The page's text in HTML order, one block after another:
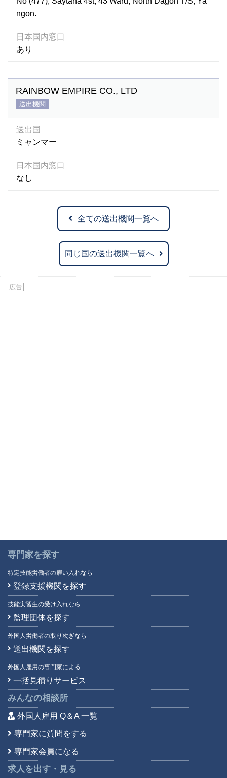
ngon.
日本国内窓口
あり
RAINBOW EMPIRE CO., LTD
送出機関
送出国
ミャンマー
日本国内窓口
なし
全ての送出機関一覧へ
同じ国の送出機関一覧へ
広告
専門家を探す
特定技能労働者の雇い入れなら
登録支援機関を探す
技能実習生の受け入れなら
監理団体を探す
外国人労働者の取り次ぎなら
送出機関を探す
外国人雇用の専門家による
一括見積りサービス
みんなの相談所
外国人雇用 Q＆A 一覧
専門家に質問をする
専門家会員になる
求人を出す・見る